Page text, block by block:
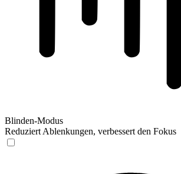
Blinden-Modus
Reduziert Ablenkungen, verbessert den Fokus